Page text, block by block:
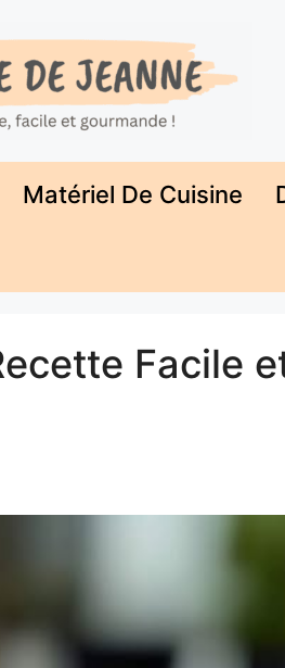
Matériel De Cuisine
Facile